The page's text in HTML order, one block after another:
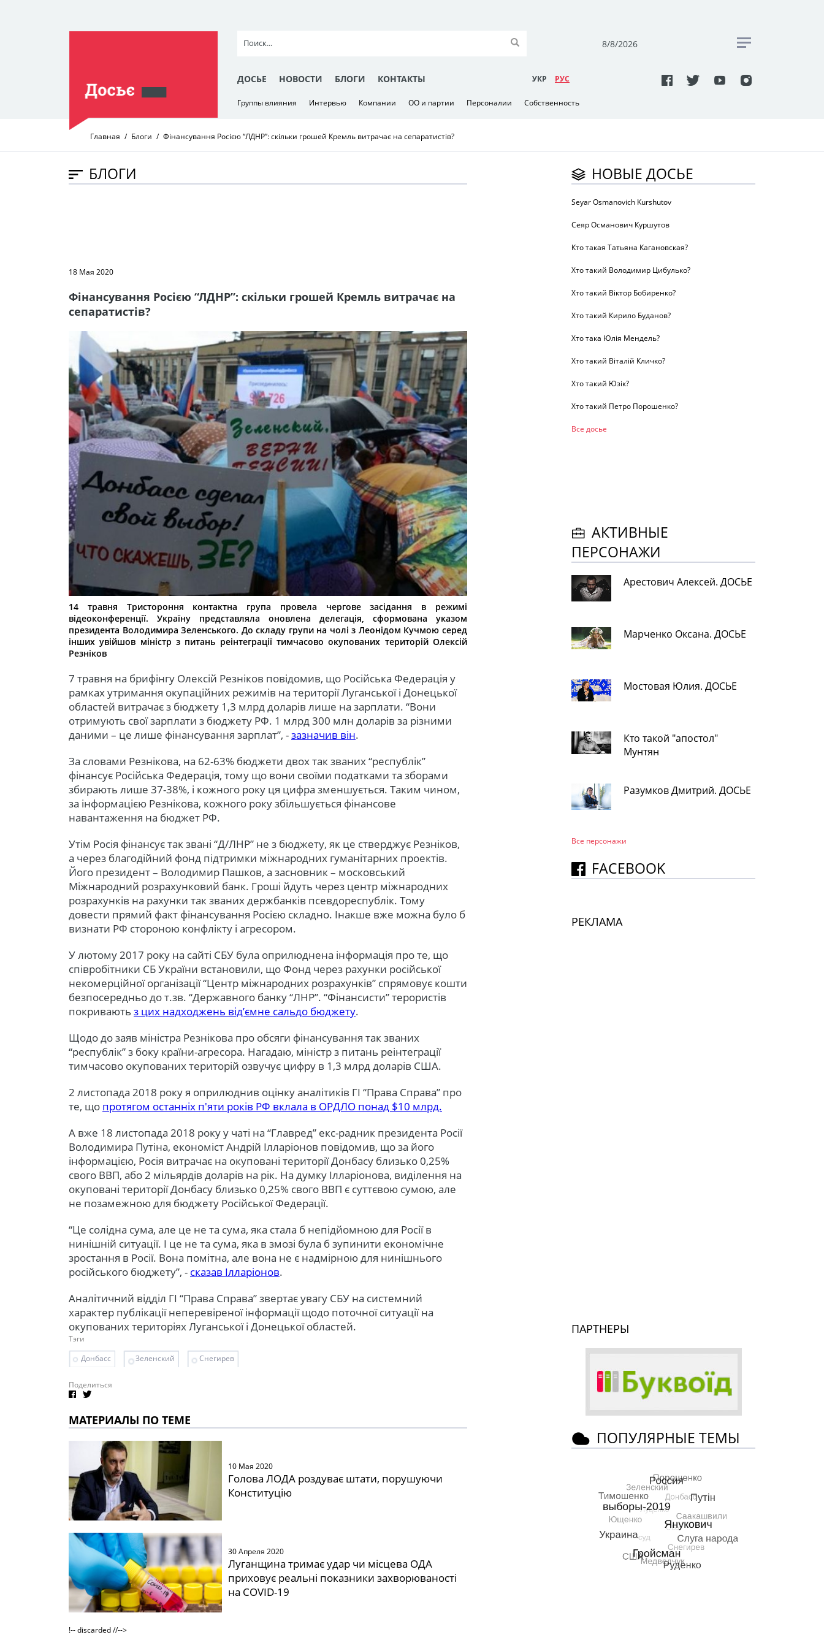
8/8/2026
ДОСЬЕ НОВОСТИ БЛОГИ КОНТАКТЫ УКР РУC
Группы влияния Интервью Компании ОО и партии Персоналии Собственность
Главная Блоги Фінансування Росією “ЛДНР”: скільки грошей Кремль витрачає на сепаратистів?
БЛОГИ
18 Мая 2020
Фінансування Росією “ЛДНР”: скільки грошей Кремль витрачає на
сепаратистів?
14 травня Тристороння контактна група провела чергове засідання в режимі
відеоконференції. Україну представляла оновлена делегація, сформована указом
президента Володимира Зеленського. До складу групи на чолі з Леонідом Кучмою серед
інших увійшов міністр з питань реінтеграції тимчасово окупованих територій Олексій
Резніков
7 травня на брифінгу Олексій Резніков повідомив, що Російська Федерація у
рамках утримання окупаційних режимів на території Луганської і Донецької
областей витрачає з бюджету 1,3 млрд доларів лише на зарплати. “Вони
отримують свої зарплати з бюджету РФ. 1 млрд 300 млн доларів за різними
даними – це лише фінансування зарплат”, -зазначив він.
За словами Резнікова, на 62-63% бюджети двох так званих “республік”
фінансує Російська Федерація, тому що вони своїми податками та зборами
збирають лише 37-38%, і кожного року ця цифра зменшується. Таким чином,
за інформацією Резнікова, кожного року збільшується фінансове
навантаження на бюджет РФ.
Утім Росія фінансує так звані “Д/ЛНР” не з бюджету, як це стверджує Резніков,
а через благодійний фонд підтримки міжнародних гуманітарних проектів.
Його президент – Володимир Пашков, а засновник – московський
Міжнародний розрахунковий банк. Гроші йдуть через центр міжнародних
розрахунків на рахунки так званих держбанків псевдореспублік. Тому
довести прямий факт фінансування Росією складно. Інакше вже можна було б
визнати РФ стороною конфлікту і агресором.
У лютому 2017 року на сайті СБУ була оприлюднена інформація про те, що
співробітники СБ України встановили, що Фонд через рахунки російської
некомерційної організації “Центр міжнародних розрахунків” спрямовує кошти
безпосередньо до т.зв. “Державного банку “ЛНР”. “Фінансисти” терористів
покривають з цих надходжень від’ємне сальдо бюджету.
Щодо до заяв міністра Резнікова про обсяги фінансування так званих
“республік” з боку країни-агресора. Нагадаю, міністр з питань реінтеграції
тимчасово окупованих територій озвучує цифру в 1,3 млрд доларів США.
2 листопада 2018 року я оприлюднив оцінку аналітиків ГІ “Права Справа” про
те, що протягом останніх п'яти років РФ вклала в ОРДЛО понад $10 млрд.
А вже 18 листопада 2018 року у чаті на “Главред” екс-радник президента Росії
Володимира Путіна, економіст Андрій Ілларіонов повідомив, що за його
інформацією, Росія витрачає на окуповані території Донбасу близько 0,25%
свого ВВП, або 2 мільярдів доларів на рік. На думку Ілларіонова, виділення на
окуповані території Донбасу близько 0,25% свого ВВП є суттєвою сумою, але
не позамежною для бюджету Російської Федерації.
“Це солідна сума, але це не та сума, яка стала б непідйомною для Росії в
нинішній ситуації. І це не та сума, яка в змозі була б зупинити економічне
зростання в Росії. Вона помітна, але вона не є надмірною для нинішнього
російського бюджету”, - сказав Ілларіонов.
Аналітичний відділ ГІ “Права Справа” звертає увагу СБУ на системний
характер публікації неперевіреної інформації щодо поточної ситуації на
окупованих територіях Луганської і Донецької областей.
Тэги
Донбасс
Зеленский Снегирев
Поделиться
МАТЕРИАЛЫ ПО ТЕМЕ
10 Мая 2020
Голова ЛОДА роздуває штати, порушуючи
Конституцію
30 Апреля 2020
Луганщина тримає удар чи місцева ОДА
приховує реальні показники захворюваності
на COVID-19
!-- discarded //-->
НОВЫЕ ДОСЬЕ
Seyar Osmanovich Kurshutov
Сеяр Османович Куршутов
Кто такая Татьяна Кагановская?
Хто такий Володимир Цибулько?
Хто такий Віктор Бобиренко?
Хто такий Кирило Буданов?
Хто така Юлія Мендель?
Хто такий Віталій Кличко?
Хто такий Юзік?
Хто такий Петро Порошенко?
Все досье
АКТИВНЫЕ
ПЕРСОНАЖИ
Арестович Алексей. ДОСЬЕ
Марченко Оксана. ДОСЬЕ
Мостовая Юлия. ДОСЬЕ
Кто такой "апостол"
Мунтян
Разумков Дмитрий. ДОСЬЕ
Все персонажи
FACEBOOK
РЕКЛАМА
ПАРТНЕРЫ
ПОПУЛЯРНЫЕ ТЕМЫ